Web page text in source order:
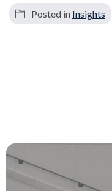
Posted in Insights